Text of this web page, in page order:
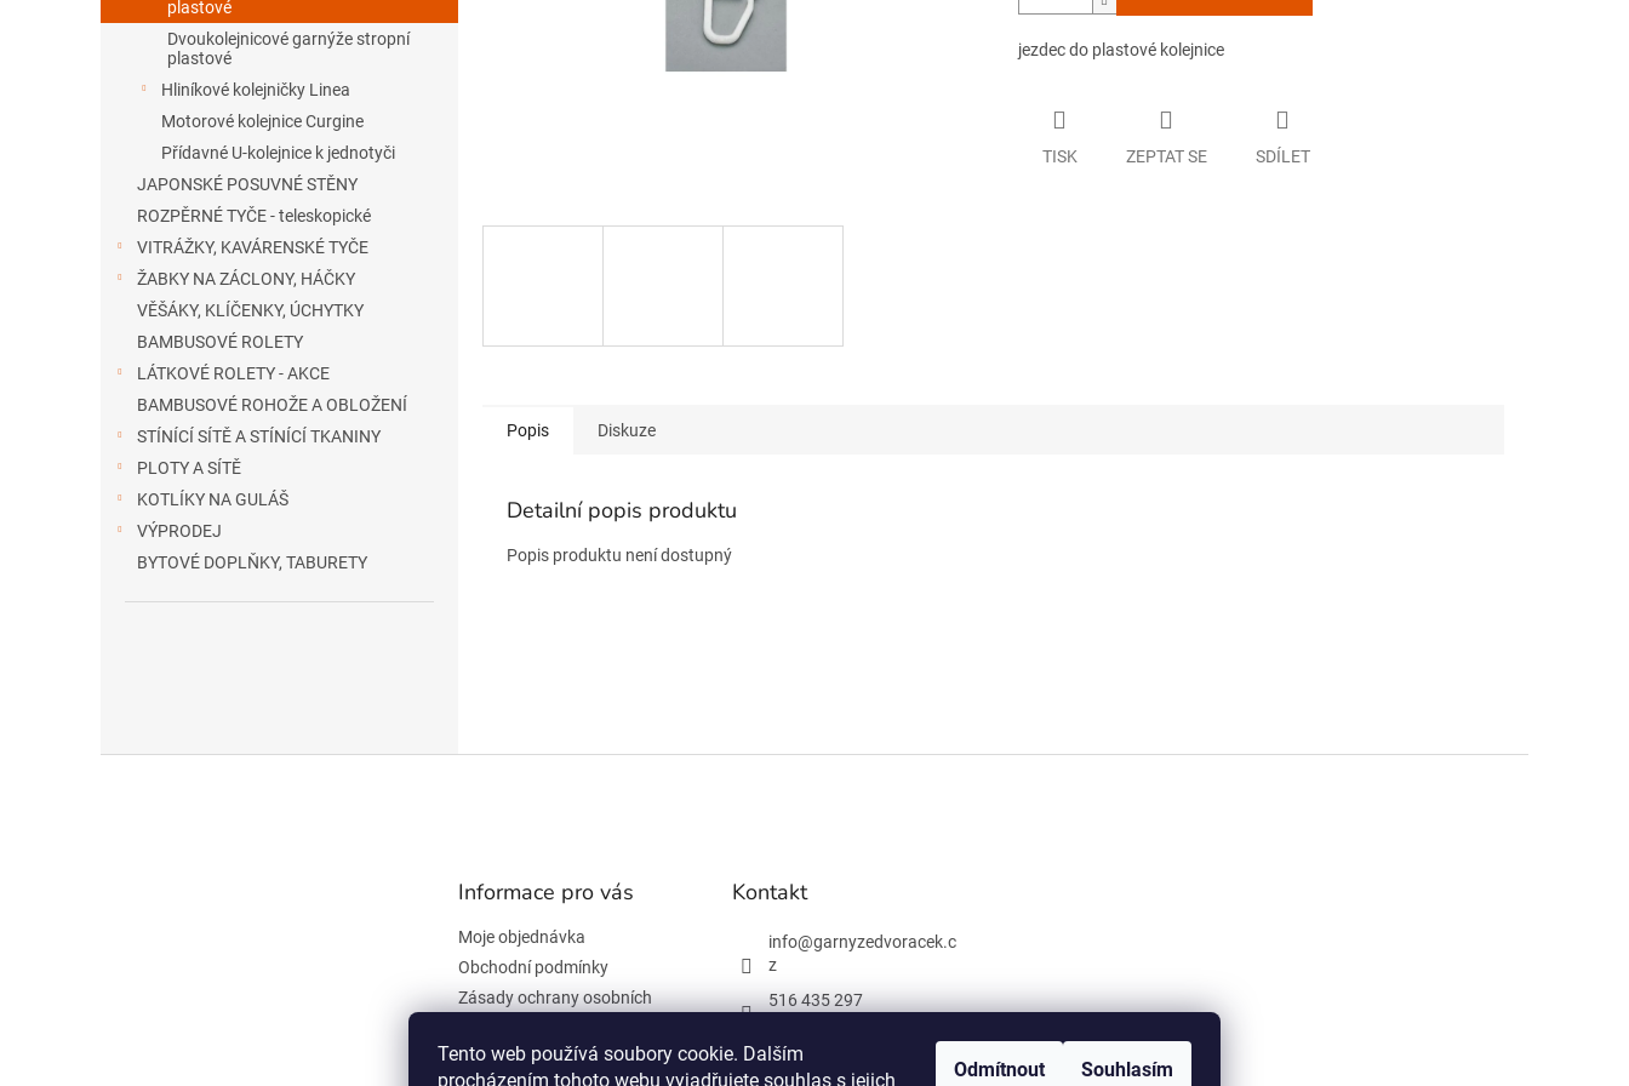
Tento web používá soubory cookie. Dalším
procházením tohoto webu vyjadřujete souhlas s jejich
Odmítnout Souhlasím
e
plastové
Dvoukolejnicové garnýže stropní
plastové
Hliníkové kolejničky Linea
Motorové kolejnice Curgine
Přídavné U-kolejnice k jednotyči
JAPONSKÉ POSUVNÉ STĚNY
ROZPĚRNÉ TYČE - teleskopické
VITRÁŽKY, KAVÁRENSKÉ TYČE
ŽABKY NA ZÁCLONY, HÁČKY
VĚŠÁKY, KLÍČENKY, ÚCHYTKY
BAMBUSOVÉ ROLETY
LÁTKOVÉ ROLETY - AKCE
BAMBUSOVÉ ROHOŽE A OBLOŽENÍ
STÍNÍCÍ SÍTĚ A STÍNÍCÍ TKANINY
PLOTY A SÍTĚ
KOTLÍKY NA GULÁŠ
VÝPRODEJ
BYTOVÉ DOPLŇKY, TABURETY
jezdec do plastové kolejnice
TISK ZEPTAT SE SDÍLET
Popis Diskuze
Detailní popis produktu
Popis produktu není dostupný
Informace pro vás
Moje objednávka
Obchodní podmínky
Zásady ochrany osobních
Kontakty
Všeobecné informace
Kontakt
info@garnyzedvoracek.c
z
516 435 297
Facebook